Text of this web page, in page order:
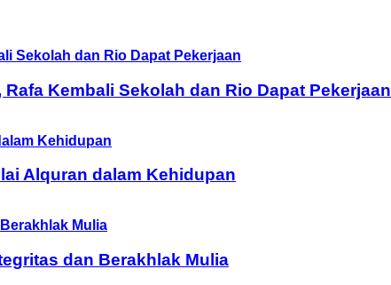
Kembali Sekolah dan Rio Dapat Pekerjaan
Alquran dalam Kehidupan
dan Berakhlak Mulia